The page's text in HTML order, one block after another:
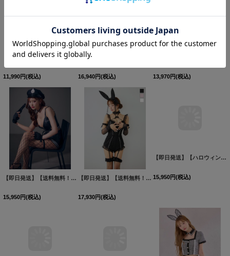
【ハロウィン】 レースバニーオールインワン 【コスプレ5点セット】【S-Lサイズ/3カラー】[HC03]
11,990円(税込) 16,940円(税込) 13,970円(税込)
【即日発送】【送料無料！】【ハロウィン】レザーポリスセットアップコスプレ【コスプレ8点セット】【XS-Mサイズ/1カラー】[HC03]明日花キララ着用
15,950円(税込)
【即日発送】【送料無料！】【マリームーンコラボ】【ハロウィン】2wayハーネスネックバニー【コスプレ6点セット】【XS-Lサイズ/3カラー】[HC03]三上悠亜着用
17,930円(税込)